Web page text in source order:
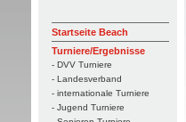
Startseite Beach
Turniere/Ergebnisse
- DVV Turniere
- Landesverband
- internationale Turniere
- Jugend Turniere